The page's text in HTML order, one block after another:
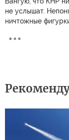
не услышат.
ничтожные